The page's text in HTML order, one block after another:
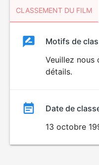
CLASSEMENT DU FILM
ClassementClassement
Motifs de
Veuillez nous
détails.
Date de
13 octobre